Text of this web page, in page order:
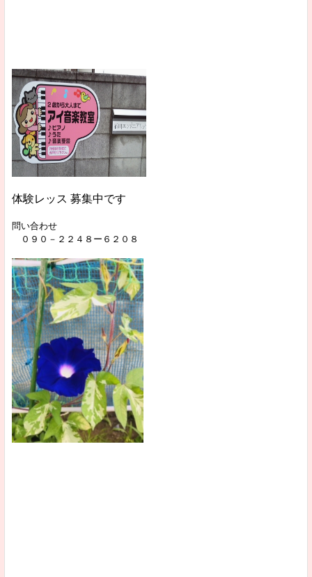
体験レッス 募集中です
問い合わせ
０９０－２２４８ー６２０８